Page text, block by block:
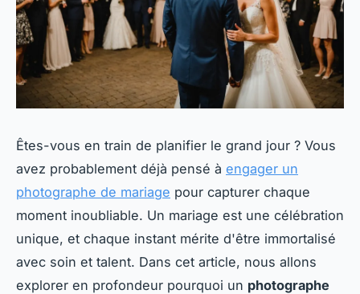
Êtes-vous en train de planifier le grand jour ? Vous
avez probablement déjà pensé à engager un
photographe de mariage pour capturer chaque
moment inoubliable. Un mariage est une célébration
unique, et chaque instant mérite d'être immortalisé
avec soin et talent. Dans cet article, nous allons
explorer en profondeur pourquoi un photographe